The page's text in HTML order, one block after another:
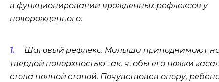
в функционировании врожденных рефлексов у
новорожденного:
Шаговый рефлекс. Малыша приподнимают
твердой поверхностью так, чтобы его ножки
стола полной стопой. Почувствовав опору,